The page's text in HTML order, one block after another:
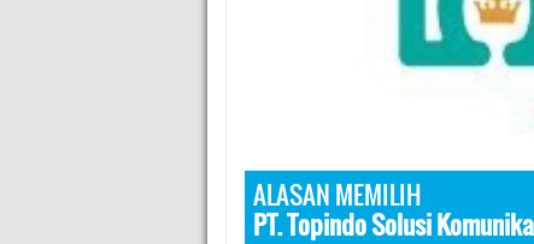
ALASAN MEMILIH
PT. Topindo Solusi Komunika